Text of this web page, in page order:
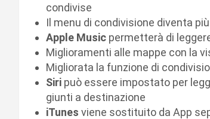
condivise
Il menu di condivisione diventa
Apple Music permetterà di
Miglioramenti alle mappe con la
Migliorata la funzione di
Siri può essere impostato per
giunti a destinazione
iTunes viene sostituito da App